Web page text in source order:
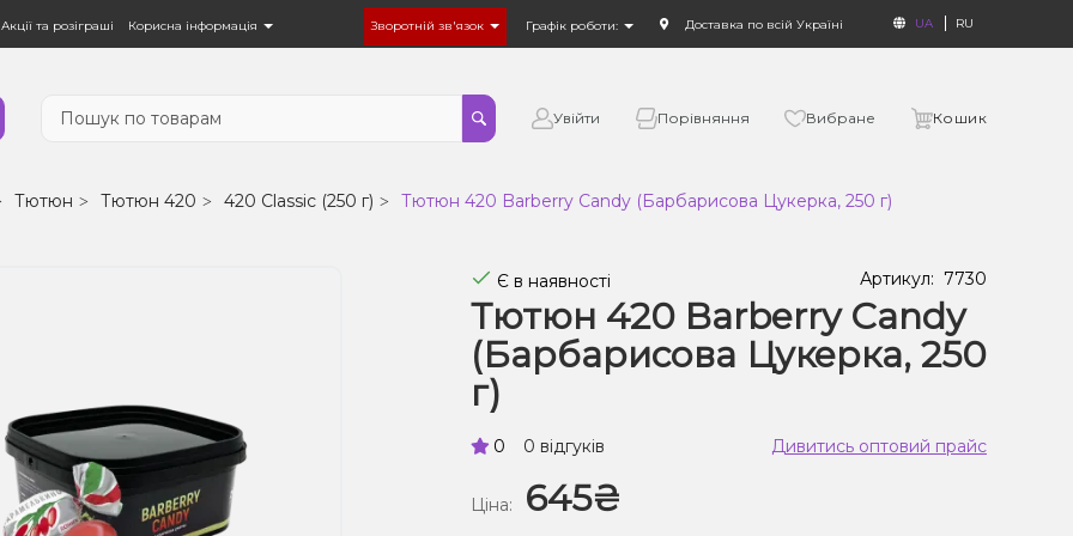
Акції та розіграші Корисна інформація Зворотній зв'язок Графік роботи: Доставка по всій Україні UA RU
Увійти Порівняння Вибране Кошик
Тютюн Тютюн 420 420 Classic (250 г) Тютюн 420 Barberry Candy (Барбарисова Цукерка, 250 г)
Є в наявності Артикул: 7730
Тютюн 420 Barberry Candy
(Барбарисова Цукерка, 250
г)
0 0 відгуків Дивитись оптовий прайс
Ціна: 645₴